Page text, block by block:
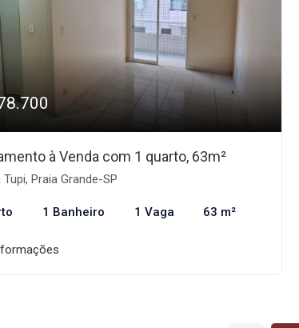
à Venda com 1 quarto, 63m²
Tupi, Praia Grande-SP
1 Banheiro 1 Vaga 63 m²